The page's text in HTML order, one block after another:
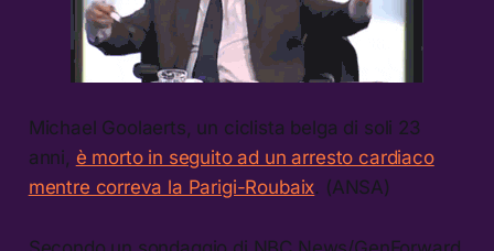
Michael Goolaerts, un ciclista belga di soli 23
anni, è morto in seguito ad un arresto cardiaco
mentre correva la Parigi-Roubaix. (ANSA)